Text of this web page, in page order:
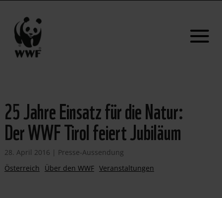
25 Jahre Einsatz für die Natur:
Der WWF Tirol feiert Jubiläum
28. April 2016 | Presse-Aussendung
Österreich
Über den WWF Veranstaltungen